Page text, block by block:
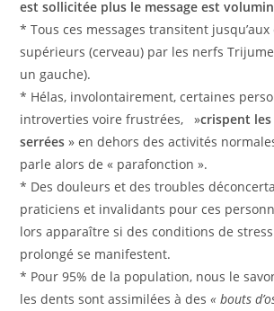
est sollicitée plus le message est
* Tous ces messages transitent
supérieurs (cerveau) par les nerfs
un gauche).
* Hélas, involontairement, certaines
introverties voire frustrées, »crispent
serrées » en dehors des activités
parle alors de « parafonction ».
* Des douleurs et des troubles
praticiens et invalidants pour ces
lors apparaître si des conditions de
prolongé se manifestent.
* Pour 95% de la population, nous le
les dents sont assimilées à des« bouts